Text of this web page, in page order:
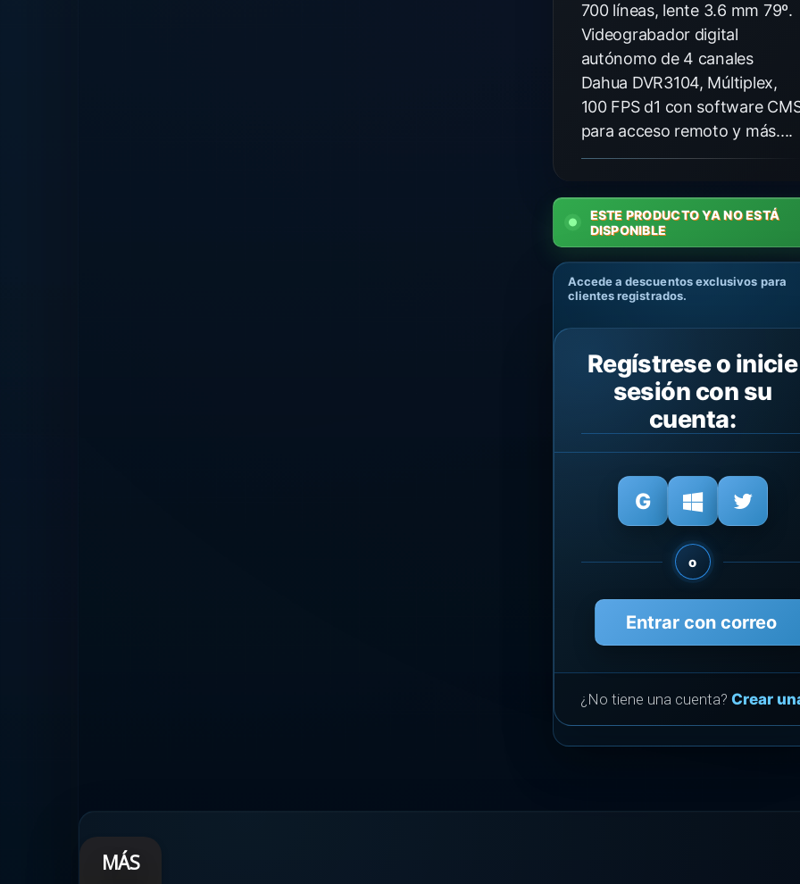
700 líneas, lente 3.6 mm 79º.
Videograbador digital
autónomo de 4 canales
Dahua DVR3104, Múltiplex,
100 FPS d1 con software
para acceso remoto y más....
ESTE PRODUCTO YA NO ESTÁ
DISPONIBLE
Accede a descuentos exclusivos para
clientes registrados.
Regístrese o inicie
sesión con su
cuenta:
o
Entrar con correo
¿No tiene una cuenta? Crear
MÁS